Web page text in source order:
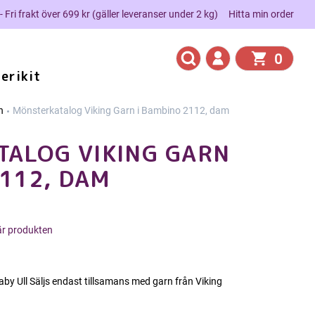
Fri frakt över 699 kr (gäller leveranser under 2 kg) Hitta min order
0
Mönsterkatalog Viking Garn i Bambino 2112, dam
VIKING GARN
DAM
produkten
Ull Säljs endast tillsamans med garn från Viking